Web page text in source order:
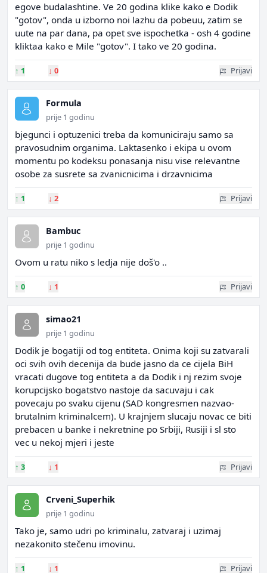
egove budalashtine. Ve 20 godina klike kako e Dodik
"gotov", onda u izborno noi lazhu da pobeuu, zatim se
uute na par dana, pa opet sve ispochetka - osh 4 godine
kliktaa kako e Mile "gotov". I tako ve 20 godina.
↑ 1 ↓ 0 Prijavi
Formula
prije 1 godinu
bjegunci i optuzenici treba da komuniciraju samo sa
pravosudnim organima. Laktasenko i ekipa u ovom
momentu po kodeksu ponasanja nisu vise relevantne
osobe za susrete sa zvanicnicima i drzavnicima
↑ 1 ↓ 2 Prijavi
Bambuc
prije 1 godinu
Ovom u ratu niko s ledja nije doš'o ..
↑ 0 ↓ 1 Prijavi
simao21
prije 1 godinu
Dodik je bogatiji od tog entiteta. Onima koji su zatvarali
oci svih ovih decenija da bude jasno da ce cijela BiH
vracati dugove tog entiteta a da Dodik i nj rezim svoje
korupcijsko bogatstvo nastoje da sacuvaju i cak
povecaju po svaku cijenu (SAD kongresmen nazvao-
brutalnim kriminalcem). U krajnjem slucaju novac ce biti
prebacen u banke i nekretnine po Srbiji, Rusiji i sl sto
vec u nekoj mjeri i jeste
↑ 3 ↓ 1 Prijavi
Crveni_Superhik
prije 1 godinu
Tako je, samo udri po kriminalu, zatvaraj i uzimaj
nezakonito stečenu imovinu.
↑ 1 ↓ 1 Prijavi